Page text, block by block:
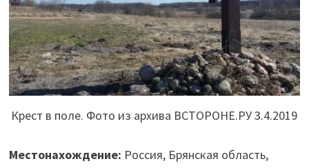
Крест в поле. Фото из архива ВСТОРОНЕ.РУ 3.4.2019
Местонахождение: Россия, Брянская область,